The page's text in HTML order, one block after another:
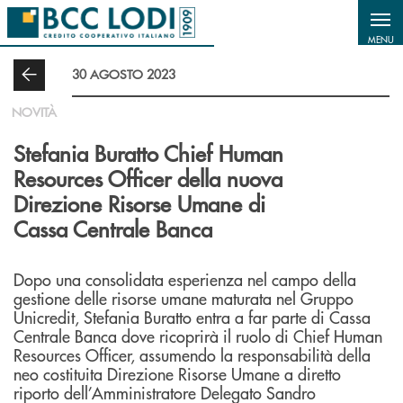
Salta al contenuto principale
MENU
30 AGOSTO 2023
NOVITÀ
Stefania Buratto Chief Human
Resources Officer della nuova
Direzione Risorse Umane di
Cassa Centrale Banca
Dopo una consolidata esperienza nel campo della
gestione delle risorse umane maturata nel Gruppo
Unicredit, Stefania Buratto entra a far parte di Cassa
Centrale Banca dove ricoprirà il ruolo di Chief Human
Resources Officer, assumendo la responsabilità della
neo costituita Direzione Risorse Umane a diretto
riporto dell’Amministratore Delegato Sandro